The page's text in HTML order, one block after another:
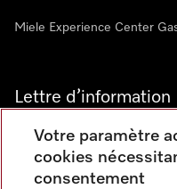
Miele Experience Center
Lettre d’information
Votre paramètre
cookies
consentement